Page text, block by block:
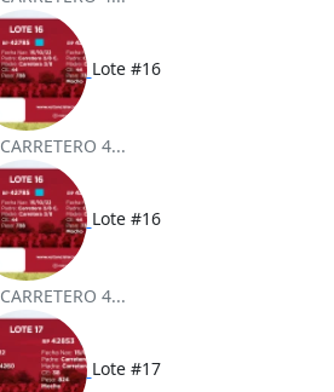
Lote #16
CARRETERO 4...
Lote #16
CARRETERO 4...
Lote #17